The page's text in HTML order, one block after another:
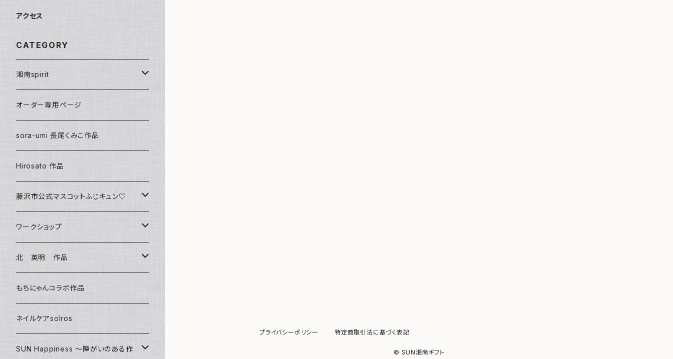
アクセス
CATEGORY
湘南spirit
ポストカード
グリーティングカード
クリアファイル
マグカップ
スマホケース
キーホルダー
バッグ
Tシャツ
ミラー
オーダー専用ページ
sora-umi 長尾くみこ作品
Hirosato 作品
藤沢市公式マスコットふじキュン♡
クリアファイル
ボールペン
キーホルダー
マグネット
シール
ワークショップ
海レジンアートボード
レジンチャーム
サンキャッチャー
北 英明 作品
ポストカード
もちにゃんコラボ作品
ネイルケアsolros
SUN Happiness ～障がいのある作
プライバシーポリシー 特定商取引法に基づく表記
© SUN湘南ギフト